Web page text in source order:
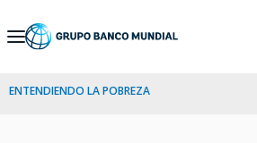
Skip
Navigation
ENTENDIENDO LA POBREZA